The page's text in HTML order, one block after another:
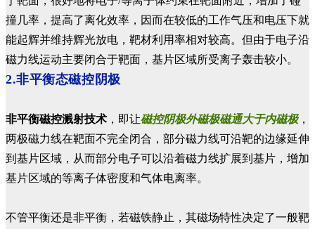
撞几率，提高了离化效率，因而在较低的工作气压和电压下就
能起辉并维持辉光放电，靶材利用率相对较高。但由于电子沿
磁力线运动主要闭合于靶面，基片区域所受离子轰击较小。
2.非平衡态磁控阴极
非平衡磁控溅射技术 ，即让磁控阴极外磁极磁通大于内磁极，
两极磁力线在靶面不完全闭合，部分磁力线可沿靶的边缘延伸
到基片区域，从而部分电子可以沿着磁力线扩展到基片，增加
基片区域的等离子体密度和气体电离率。
不管平衡还是非平衡，若磁铁静止，其磁场特性决定了一般靶